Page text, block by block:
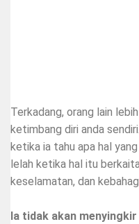
Terkadang, orang lain
ketimbang diri anda
ketika ia tahu apa hal
lelah ketika hal itu
keselamatan, dan
Ia tidak akan